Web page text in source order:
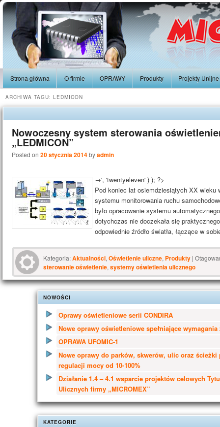
Strona główna O firmie OPRAWY Produkty Projekty Unijne
ARCHIWA TAGU: LEDMICON
Nowoczesny system sterowania
„LEDMICON”
Posted on 20 stycznia 2014byadmin
→', 'twentyeleven' ) ); ?>
Pod koniec lat osiemdziesiątych XX wieku
systemu monitorowania ruchu
było opracowanie systemu
dotychczas nie doczekała się
odpowiednie źródło światła, łączące w
Kategoria:Aktualności, Oświetlenie uliczne, Produkty |
sterowanie oświetlenie, systemy oświetlenia ulicznego
NOWOŚCI
Oprawy oświetleniowe serii CONDIRA
Nowe oprawy oświetleniowe spełniające
OPRAWA UFOMIC-1
Nowe oprawy do parków, skwerów, ulic oraz ścieżki
regulacji mocy od 10-100%
Działanie 1.4 – 4.1 wsparcie projektów celowych
Ulicznych firmy „MICROMEX”
KATEGORIE